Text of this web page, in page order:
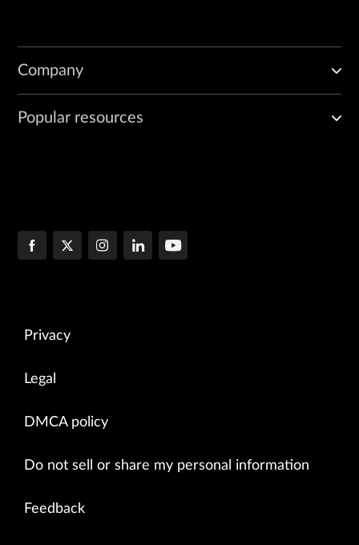
Company
Popular resources
Privacy
Legal
DMCA policy
Do not sell or share my personal information
Feedback